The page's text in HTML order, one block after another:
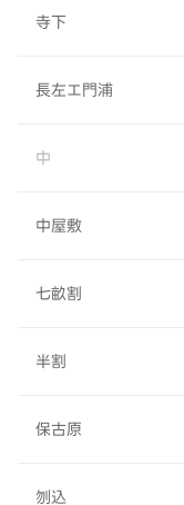
寺下
長左エ門浦
中
中屋敷
七畝割
半割
保古原
刎込